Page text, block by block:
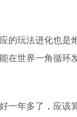
的玩法进化也是
在世界一角循环
一年多了，应该